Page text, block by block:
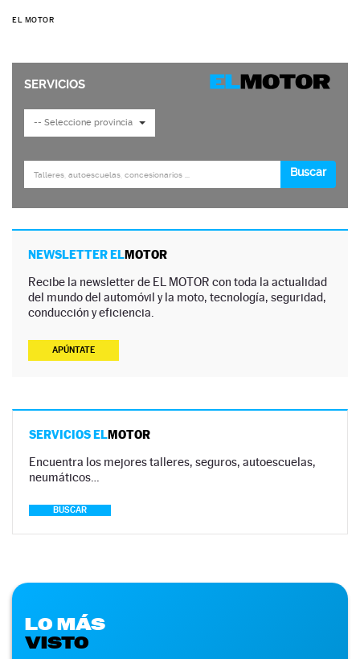
EL MOTOR
NEWSLETTER ELMOTOR
Recibe la newsletter de EL MOTOR con toda la actualidad
del mundo del automóvil y la moto, tecnología, seguridad,
conducción y eficiencia.
APÚNTATE
SERVICIOS ELMOTOR
Encuentra los mejores talleres, seguros, autoescuelas,
neumáticos…
BUSCAR
LO MÁS
VISTO